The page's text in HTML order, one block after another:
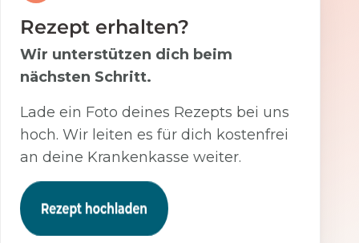
Rezept erhalten?
Wir unterstützen dich beim
nächsten Schritt.
Lade ein Foto deines Rezepts bei uns
hoch. Wir leiten es für dich kostenfrei
an deine Krankenkasse weiter.